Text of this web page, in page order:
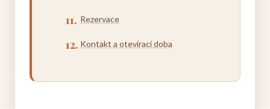
Rezervace
Kontakt a otevírací doba